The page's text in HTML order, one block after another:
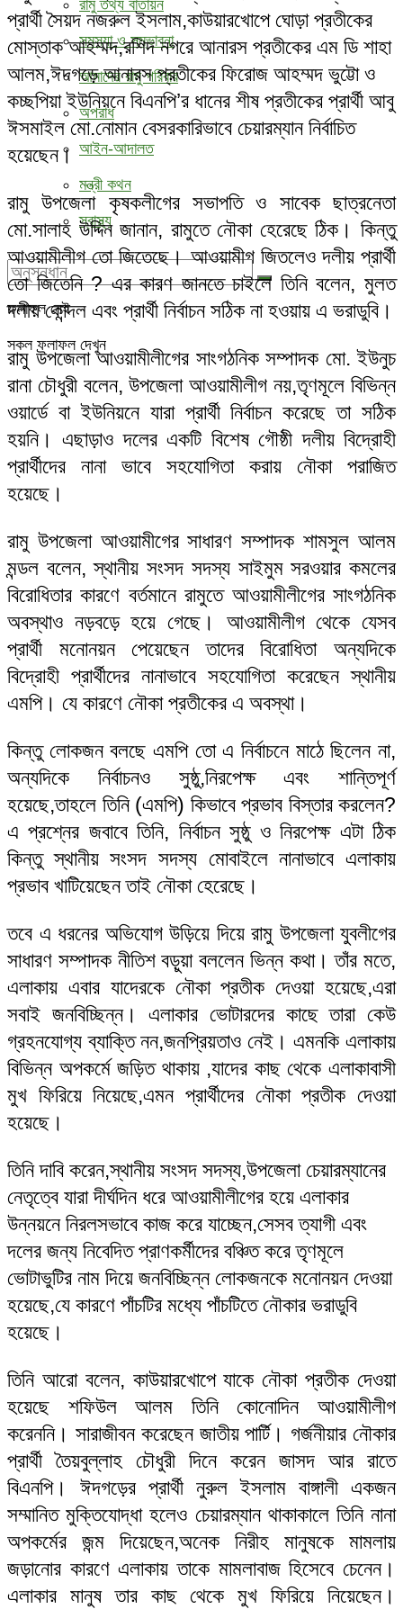
রামু তথ্য বাতায়ন
সমস্যা ও সম্ভাবনা
আমাদের রামু পরিবার
অপরাধ
আইন-আদালত
মন্ত্রী কথন
স্বাস্থ্য
ফলাফল নেই
সকল ফলাফল দেখুন
প্রার্থী সৈয়দ নজরুল ইসলাম,কাউয়ারখোপে ঘোড়া প্রতীকের
মোস্তাক আহম্মদ,রশিদ নগরে আনারস প্রতীকের এম ডি শাহা
আলম,ঈদগড়ে আনারস প্রতীকের ফিরোজ আহম্মদ ভুট্টো ও
কচ্ছপিয়া ইউনিয়নে বিএনপি’র ধানের শীষ প্রতীকের প্রার্থী আবু
ঈসমাইল মো.নোমান বেসরকারিভাবে চেয়ারম্যান নির্বাচিত
হয়েছেন।
রামু উপজেলা কৃষকলীগের সভাপতি ও সাবেক ছাত্রনেতা
মো.সালাহ উদ্দিন জানান, রামুতে নৌকা হেরেছে ঠিক। কিন্তু
আওয়ামীলীগ তো জিতেছে। আওয়ামীগ জিতলেও দলীয় প্রার্থী
তো জিতেনি ? এর কারণ জানতে চাইলে তিনি বলেন, মুলত
দলীয় কোন্দল এবং প্রার্থী নির্বাচন সঠিক না হওয়ায় এ ভরাডুবি।
রামু উপজেলা আওয়ামীলীগের সাংগঠনিক সম্পাদক মো. ইউনুচ
রানা চৌধুরী বলেন, উপজেলা আওয়ামীলীগ নয়,তৃণমূলে বিভিন্ন
ওয়ার্ডে বা ইউনিয়নে যারা প্রার্থী নির্বাচন করেছে তা সঠিক
হয়নি। এছাড়াও দলের একটি বিশেষ গৌষ্ঠী দলীয় বিদ্রোহী
প্রার্থীদের নানা ভাবে সহযোগিতা করায় নৌকা পরাজিত
হয়েছে।
রামু উপজেলা আওয়ামীগের সাধারণ সম্পাদক শামসুল আলম
মন্ডল বলেন, স্থানীয় সংসদ সদস্য সাইমুম সরওয়ার কমলের
বিরোধিতার কারণে বর্তমানে রামুতে আওয়ামীলীগের সাংগঠনিক
অবস্থাও নড়বড়ে হয়ে গেছে। আওয়ামীলীগ থেকে যেসব
প্রার্থী মনোনয়ন পেয়েছেন তাদের বিরোধিতা অন্যদিকে
বিদ্রোহী প্রার্থীদের নানাভাবে সহযোগিতা করেছেন স্থানীয়
এমপি। যে কারণে নৌকা প্রতীকের এ অবস্থা।
কিন্তু লোকজন বলছে এমপি তো এ নির্বাচনে মাঠে ছিলেন না,
অন্যদিকে নির্বাচনও সুষ্ঠু,নিরপেক্ষ এবং শান্তিপূর্ণ
হয়েছে,তাহলে তিনি (এমপি) কিভাবে প্রভাব বিস্তার করলেন?
এ প্রশ্নের জবাবে তিনি, নির্বাচন সুষ্ঠু ও নিরপেক্ষ এটা ঠিক
কিন্তু স্থানীয় সংসদ সদস্য মোবাইলে নানাভাবে এলাকায়
প্রভাব খাটিয়েছেন তাই নৌকা হেরেছে।
তবে এ ধরনের অভিযোগ উড়িয়ে দিয়ে রামু উপজেলা যুবলীগের
সাধারণ সম্পাদক নীতিশ বড়ুয়া বললেন ভিন্ন কথা। তাঁর মতে,
এলাকায় এবার যাদেরকে নৌকা প্রতীক দেওয়া হয়েছে,এরা
সবাই জনবিচ্ছিন্ন। এলাকার ভোটারদের কাছে তারা কেউ
গ্রহনযোগ্য ব্যাক্তি নন,জনপ্রিয়তাও নেই। এমনকি এলাকায়
বিভিন্ন অপকর্মে জড়িত থাকায় ,যাদের কাছ থেকে এলাকাবাসী
মুখ ফিরিয়ে নিয়েছে,এমন প্রার্থীদের নৌকা প্রতীক দেওয়া
হয়েছে।
তিনি দাবি করেন,স্থানীয় সংসদ সদস্য,উপজেলা চেয়ারম্যানের
নেতৃত্বে যারা দীর্ঘদিন ধরে আওয়ামীলীগের হয়ে এলাকার
উন্নয়নে নিরলসভাবে কাজ করে যাচ্ছেন,সেসব ত্যাগী এবং
দলের জন্য নিবেদিত প্রাণকর্মীদের বঞ্চিত করে তৃণমূলে
ভোটাভুটির নাম দিয়ে জনবিচ্ছিন্ন লোকজনকে মনোনয়ন দেওয়া
হয়েছে,যে কারণে পাঁচটির মধ্যে পাঁচটিতে নৌকার ভরাডুবি
হয়েছে।
তিনি আরো বলেন, কাউয়ারখোপে যাকে নৌকা প্রতীক দেওয়া
হয়েছে শফিউল আলম তিনি কোনোদিন আওয়ামীলীগ
করেননি। সারাজীবন করেছেন জাতীয় পার্টি। গর্জনীয়ার নৌকার
প্রার্থী তৈয়বুল্লাহ চৌধুরী দিনে করেন জাসদ আর রাতে
বিএনপি। ঈদগড়ের প্রার্থী নুরুল ইসলাম বাঙ্গালী একজন
সম্মানিত মুক্তিযোদ্ধা হলেও চেয়ারম্যান থাকাকালে তিনি নানা
অপকর্মের জন্ম দিয়েছেন,অনেক নিরীহ মানুষকে মামলায়
জড়ানোর কারণে এলাকায় তাকে মামলাবাজ হিসেবে চেনেন।
এলাকার মানুষ তার কাছ থেকে মুখ ফিরিয়ে নিয়েছেন।